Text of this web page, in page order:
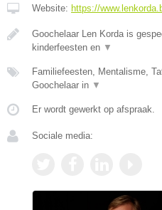
Website: https://
Goochelaar Len Korda is
kinderfeesten en ▼
Familiefeesten, Mentalisme,
Goochelaar in ▼
Er wordt gewerkt op afspraak.
Sociale media: